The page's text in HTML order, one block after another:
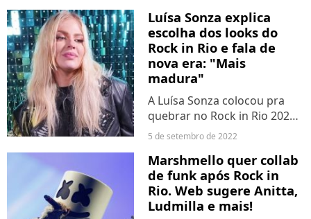
em 2023 ou começam a ser
produzidos em 2022. 3ª
temporada de "Casamento...
Luísa Sonza explica
escolha dos looks do
Rock in Rio e fala de
nova era: "Mais
madura"
A Luísa Sonza colocou pra
quebrar no Rock in Rio 2022
e deixou os fãs orgulhosos
Palco Sunset, neste domingo
(04). Em uma entrevista ao
Purebreak, a intérprete...
5 de setembro de 2022
Marshmello quer collab
de funk após Rock in
Rio. Web sugere Anitta,
Ludmilla e mais!